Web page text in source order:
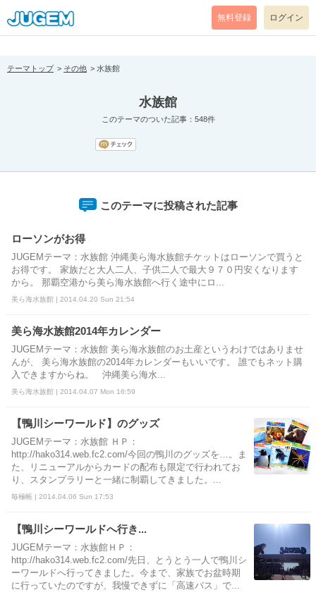
[pear_error: message="Success" code=0 mode=return level=notice
prefix="" info=""]
無料登録 ログイン
テーマトップ その他 水族館
水族館
このテーマのついた記事：548件
このテーマに投稿された記事
ローソンがお得
JUGEMテーマ：水族館 沖縄美ら海水族館チケットはローソンで買うと
お得です。 家族だと大人二人、子供二人で最大９７０円安くなります
から。 那覇空港から美ら海水族館へ行く途中にロ...
美ら海水族館 | 2014.04.20 Sun 21:54
美ら海水族館2014年カレンダー
JUGEMテーマ：水族館 美ら海水族館のお土産というわけではありませ
んが、 美ら海水族館の2014年カレンダーもいいです。 誰でもネット購
入できますからね。 沖縄美ら海水...
美ら海水族館 | 2014.04.07 Mon 16:59
【鴨川シーワールド】のグッズ
JUGEMテーマ：水族館 ＨＰ：
http://hako314.web.fc2.com/今回の鴨川のグッズを…。ま
た、リニューアルからカードの配布も限定で行われてお
り、スタンプラリーと一緒に制覇してきました。...
毎極帳 | 2014.04.06 Sun 17:53
【鴨川シーワールドへ行き...
JUGEMテーマ：水族館ＨＰ：
http://hako314.web.fc2.com/先日、とうとう一人で鴨川シ
ーワールドへ行ってきました。今まで、家族でお盆時期
に行っていたのですが、我慢できずに「高速バス」で...